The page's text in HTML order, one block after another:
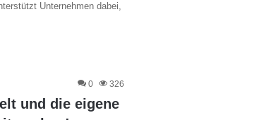
Unternehmen dabei,
0 326
und die eigene